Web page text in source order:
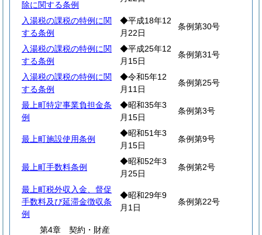
除に関する条例
入湯税の課税の特例に関
する条例
◆平成18年12
月22日
条例第30号
入湯税の課税の特例に関
する条例
◆平成25年12
月15日
条例第31号
入湯税の課税の特例に関
する条例
◆令和5年12
月11日
条例第25号
最上町特定事業負担金条
例
◆昭和35年3
月15日
条例第3号
最上町施設使用条例
◆昭和51年3
月15日
条例第9号
最上町手数料条例
◆昭和52年3
月25日
条例第2号
最上町税外収入金、督促
手数料及び延滞金徴収条
例
◆昭和29年9
月1日
条例第22号
第4章 契約・財産